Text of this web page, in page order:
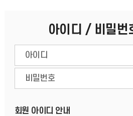
아이디 / 비밀번
회원 아이디 안내